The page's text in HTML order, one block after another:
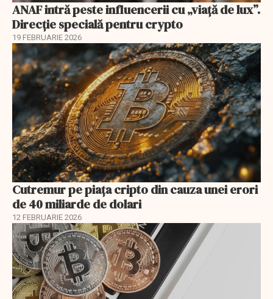
ANAF intră peste influencerii cu „viață de lux”.
Direcție specială pentru crypto
19 FEBRUARIE 2026
Cutremur pe piața cripto din cauza unei erori
de 40 miliarde de dolari
12 FEBRUARIE 2026